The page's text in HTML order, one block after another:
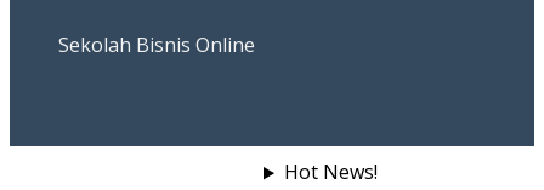
Sekolah Bisnis Online
Hot News!